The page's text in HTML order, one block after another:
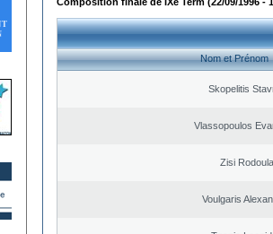
Nom et Prénom
Skopelitis
Vlassopoulos
Zisi Rodoula
Voulgaris